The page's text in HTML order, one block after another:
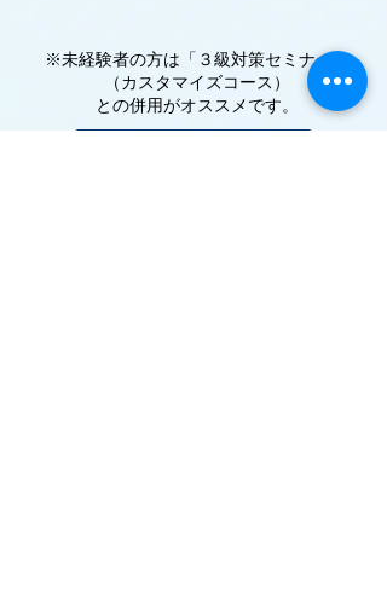
​※未経験者の方は「３級対策セミナー」
（カスタマイズコース）
との併用がオススメです。